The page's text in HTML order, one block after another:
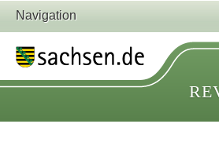
Navigation